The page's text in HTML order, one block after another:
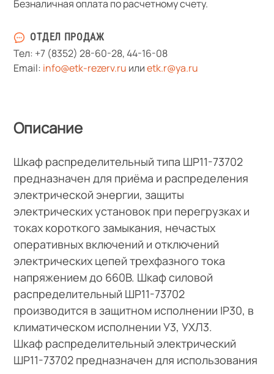
Безналичная оплата по расчетному счету.
ОТДЕЛ ПРОДАЖ
Тел: +7 (8352) 28-60-28,44-16-08
Email: info@etk-rezerv.ru илиetk.r@ya.ru
Описание
Шкаф распределительный типа ШР11-73702
предназначен для приёма и распределения
электрической энергии, защиты
электрических установок при перегрузках и
токах короткого замыкания, нечастых
оперативных включений и отключений
электрических цепей трехфазного тока
напряжением до 660В. Шкаф силовой
распределительный ШР11-73702
производится в защитном исполнении IP30, в
климатическом исполнении У3, УХЛ3.
Шкаф распределительный электрический
ШР11-73702 предназначен для использования